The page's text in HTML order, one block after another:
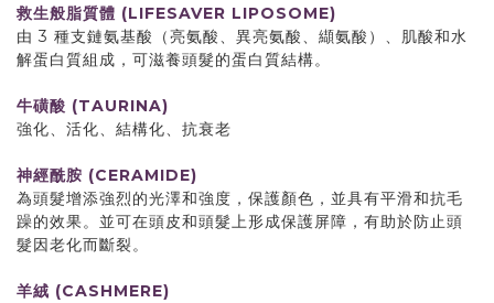
救生般脂質體 (LIFESAVER LIPOSOME)
由 3 種支鏈氨基酸（亮氨酸、異亮氨酸、纈氨酸）、肌酸和水
解蛋白質組成，可滋養頭髮的蛋白質結構。
牛磺酸 (TAURINA)
強化、活化、結構化、抗衰老
神經酰胺 (CERAMIDE)
為頭髮增添強烈的光澤和強度，保護顏色，並具有平滑和抗毛
躁的效果。並可在頭皮和頭髮上形成保護屏障，有助於防止頭
髮因老化而斷裂。
羊絨 (CASHMERE)